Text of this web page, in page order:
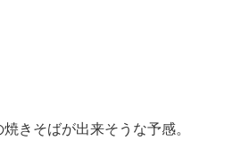
きそばが出来そうな予感。